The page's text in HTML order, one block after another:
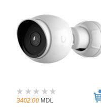
3402.00 MDL